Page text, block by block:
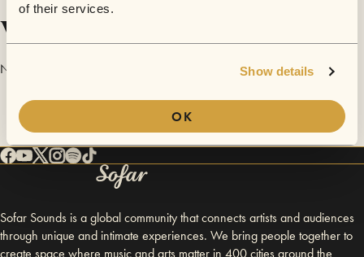
of their services.
Show details
OK
Videos
No videos are available yet for Marina Tuset.
Sofar Sounds is a global community that connects artists and audiences
through unique and intimate experiences. We bring people together to
create space where music and arts matter in 400 cities around the